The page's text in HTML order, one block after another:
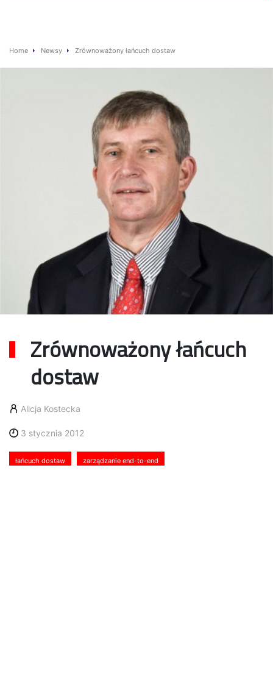
Home Newsy Zrównoważony łańcuch dostaw
Zrównoważony łańcuch
dostaw
Alicja Kostecka
3 stycznia 2012
łańcuch dostaw zarządzanie end-to-end